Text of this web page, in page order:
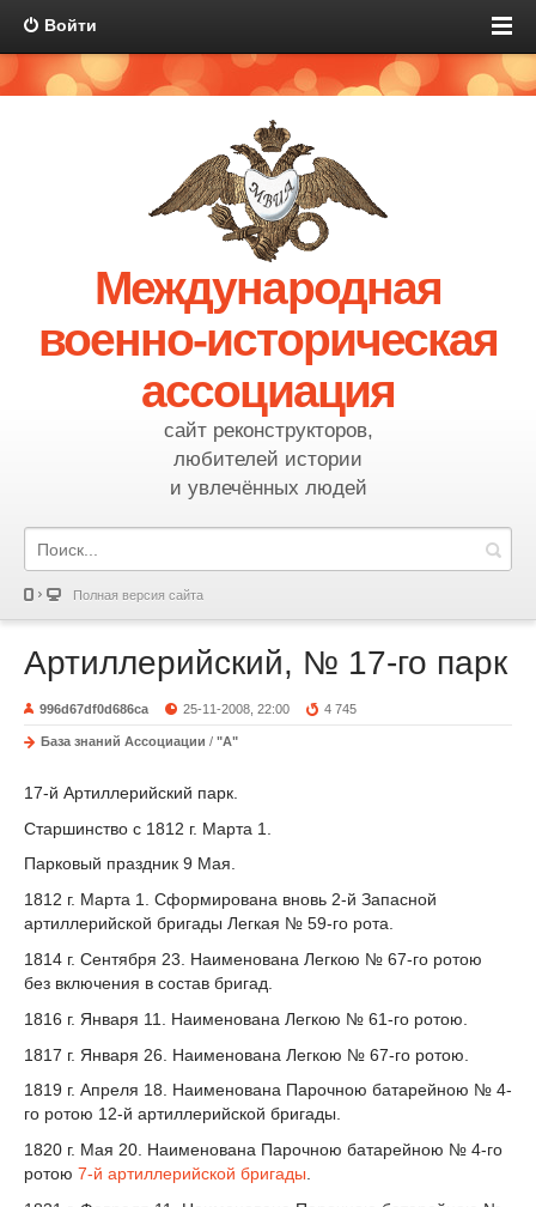
Войти
Международная
военно-историческая
ассоциация
сайт реконструкторов,
любителей истории
и увлечённых людей
Полная версия сайта
Артиллерийский, № 17-го парк
996d67df0d686ca 25-11-2008, 22:00 4 745
База знаний Ассоциации / "А"
17-й Артиллерийский парк.
Старшинство с 1812 г. Марта 1.
Парковый праздник 9 Мая.
1812 г. Марта 1. Сформирована вновь 2-й Запасной
артиллерийской бригады Легкая № 59-го рота.
1814 г. Сентября 23. Наименована Легкою № 67-го ротою
без включения в состав бригад.
1816 г. Января 11. Наименована Легкою № 61-го ротою.
1817 г. Января 26. Наименована Легкою № 67-го ротою.
1819 г. Апреля 18. Наименована Парочною батарейною № 4-
го ротою 12-й артиллерийской бригады.
1820 г. Мая 20. Наименована Парочною батарейною № 4-го
ротою 7-й артиллерийской бригады